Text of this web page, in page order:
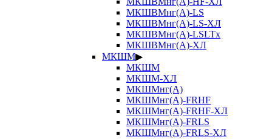
МКШВМнг(А)-LS
МКШВМнг(А)-LS-ХЛ
МКШВМнг(А)-LSLTx
МКШВМнг(А)-ХЛ
МКШМ▶
МКШМ
МКШМ-ХЛ
МКШМнг(А)
МКШМнг(А)-FRHF
МКШМнг(А)-FRHF-ХЛ
МКШМнг(А)-FRLS
МКШМнг(А)-FRLS-ХЛ